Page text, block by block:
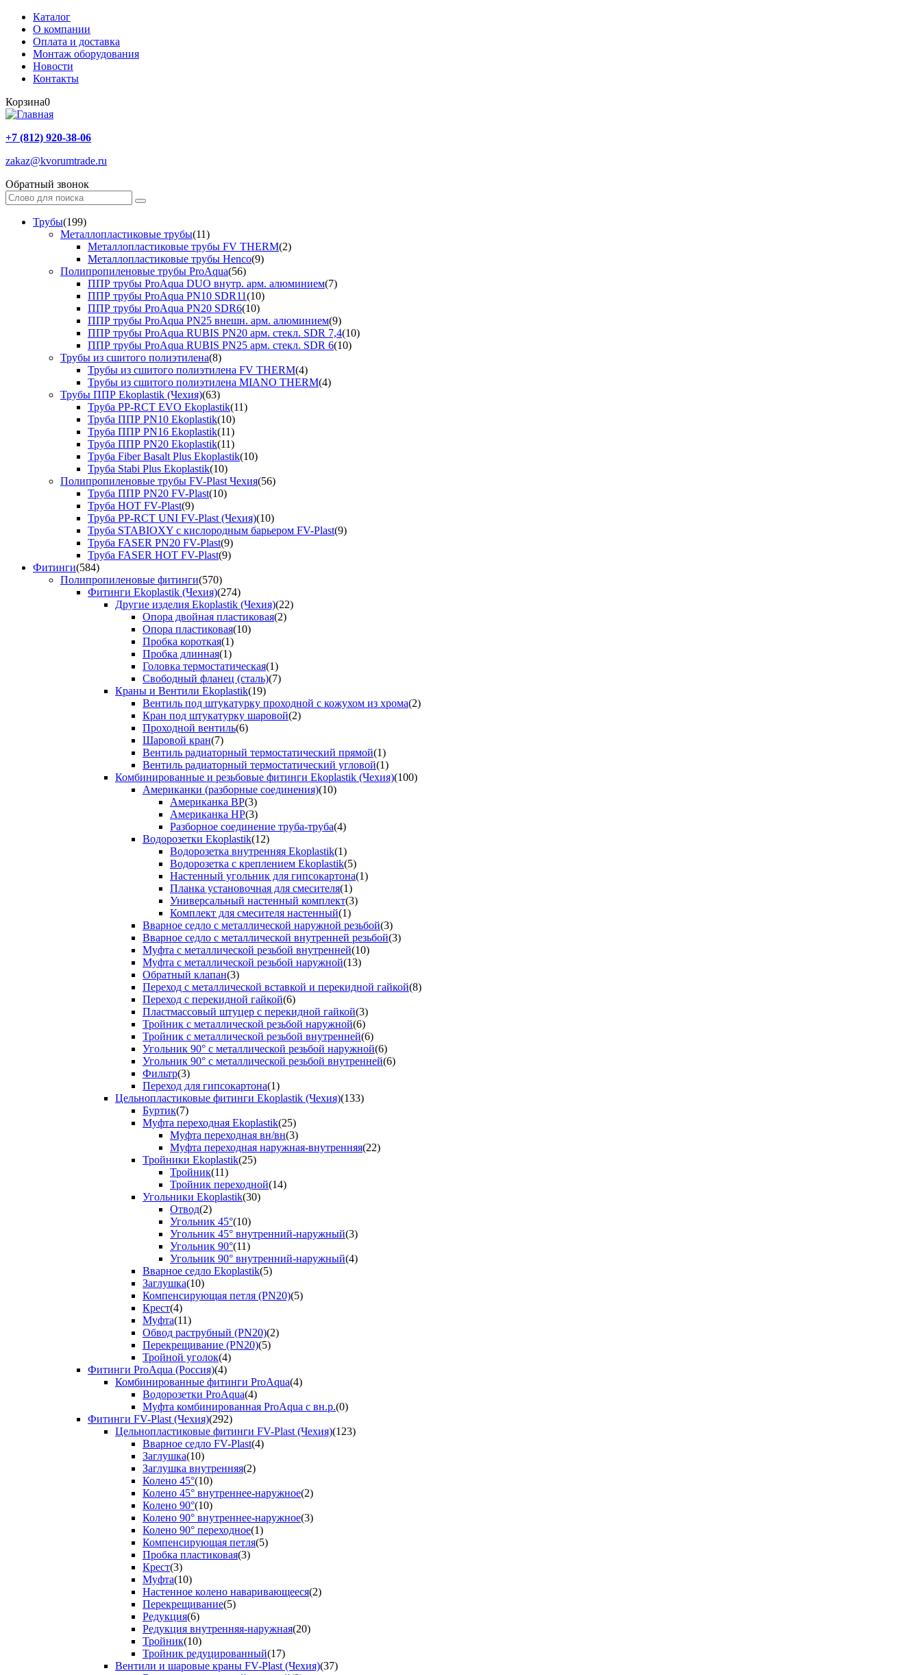
Каталог
О компании
Оплата и доставка
Монтаж оборудования
Новости
Контакты
Корзина0
+7 (812) 920-38-06
zakaz@kvorumtrade.ru
Обратный звонок
Трубы(199)
Металлопластиковые трубы(11)
Металлопластиковые трубы FV THERM(2)
Металлопластиковые трубы Henco(9)
Полипропиленовые трубы ProAqua(56)
ППР трубы ProAqua DUO внутр. арм. алюминием(7)
ППР трубы ProAqua PN10 SDR11(10)
ППР трубы ProAqua PN20 SDR6(10)
ППР трубы ProAqua PN25 внешн. арм. алюминием(9)
ППР трубы ProAqua RUBIS PN20 арм. стекл. SDR 7,4(10)
ППР трубы ProAqua RUBIS PN25 арм. стекл. SDR 6(10)
Трубы из сшитого полиэтилена(8)
Трубы из сшитого полиэтилена FV THERM(4)
Трубы из сшитого полиэтилена MIANO THERM(4)
Трубы ППР Ekoplastik (Чехия)(63)
Труба PP-RCT EVO Ekoplastik(11)
Труба ППР PN10 Ekoplastik(10)
Труба ППР PN16 Ekoplastik(11)
Труба ППР PN20 Ekoplastik(11)
Труба Fiber Basalt Plus Ekoplastik(10)
Труба Stabi Plus Ekoplastik(10)
Полипропиленовые трубы FV-Plast Чехия(56)
Труба ППР PN20 FV-Plast(10)
Труба HOT FV-Plast(9)
Труба PP-RCT UNI FV-Plast (Чехия)(10)
Труба STABIOXY с кислородным барьером FV-Plast(9)
Труба FASER PN20 FV-Plast(9)
Труба FASER HOT FV-Plast(9)
Фитинги(584)
Полипропиленовые фитинги(570)
Фитинги Ekoplastik (Чехия)(274)
Другие изделия Ekoplastik (Чехия)(22)
Опора двойная пластиковая(2)
Опора пластиковая(10)
Пробка короткая(1)
Пробка длинная(1)
Головка термостатическая(1)
Свободный фланец (сталь)(7)
Краны и Вентили Ekoplastik(19)
Вентиль под штукатурку проходной с кожухом из хрома(2)
Кран под штукатурку шаровой(2)
Проходной вентиль(6)
Шаровой кран(7)
Вентиль радиаторный термостатический прямой(1)
Вентиль радиаторный термостатический угловой(1)
Комбинированные и резьбовые фитинги Ekoplastik (Чехия)(100)
Американки (разборные соединения)(10)
Американка ВР(3)
Американка НР(3)
Разборное соединение труба-труба(4)
Водорозетки Ekoplastik(12)
Водорозетка внутренняя Ekoplastik(1)
Водорозетка с креплением Ekoplastik(5)
Настенный угольник для гипсокартона(1)
Планка установочная для смесителя(1)
Универсальный настенный комплект(3)
Комплект для смесителя настенный(1)
Вварное седло с металлической наружной резьбой(3)
Вварное седло с металлической внутренней резьбой(3)
Муфта с металлической резьбой внутренней(10)
Муфта с металлической резьбой наружной(13)
Обратный клапан(3)
Переход с металлической вставкой и перекидной гайкой(8)
Переход с перекидной гайкой(6)
Пластмассовый штуцер с перекидной гайкой(3)
Тройник с металлической резьбой наружной(6)
Тройник с металлической резьбой внутренней(6)
Угольник 90° с металлической резьбой наружной(6)
Угольник 90° с металлической резьбой внутренней(6)
Фильтр(3)
Переход для гипсокартона(1)
Цельнопластиковые фитинги Ekoplastik (Чехия)(133)
Буртик(7)
Муфта переходная Ekoplastik(25)
Муфта переходная вн/вн(3)
Муфта переходная наружная-внутренняя(22)
Тройники Ekoplastik(25)
Тройник(11)
Тройник переходной(14)
Угольники Ekoplastik(30)
Отвод(2)
Угольник 45°(10)
Угольник 45° внутренний-наружный(3)
Угольник 90°(11)
Угольник 90° внутренний-наружный(4)
Вварное седло Ekoplastik(5)
Заглушка(10)
Компенсирующая петля (PN20)(5)
Крест(4)
Муфта(11)
Обвод раструбный (PN20)(2)
Перекрещивание (PN20)(5)
Тройной уголок(4)
Фитинги ProAqua (Россия)(4)
Комбинированные фитинги ProAqua(4)
Водорозетки ProAqua(4)
Муфта комбинированная ProAqua с вн.р.(0)
Фитинги FV-Plast (Чехия)(292)
Цельнопластиковые фитинги FV-Plast (Чехия)(123)
Вварное седло FV-Plast(4)
Заглушка(10)
Заглушка внутренняя(2)
Колено 45°(10)
Колено 45° внутреннее-наружное(2)
Колено 90°(10)
Колено 90° внутреннее-наружное(3)
Колено 90° переходное(1)
Компенсирующая петля(5)
Пробка пластиковая(3)
Крест(3)
Муфта(10)
Настенное колено наваривающееся(2)
Перекрещивание(5)
Редукция(6)
Редукция внутренняя-наружная(20)
Тройник(10)
Тройник редуцированный(17)
Вентили и шаровые краны FV-Plast (Чехия)(37)